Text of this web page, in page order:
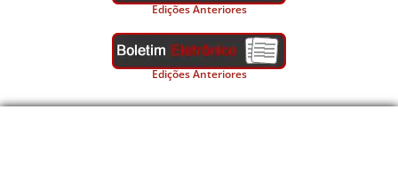
Edições Anteriores
Edições Anteriores